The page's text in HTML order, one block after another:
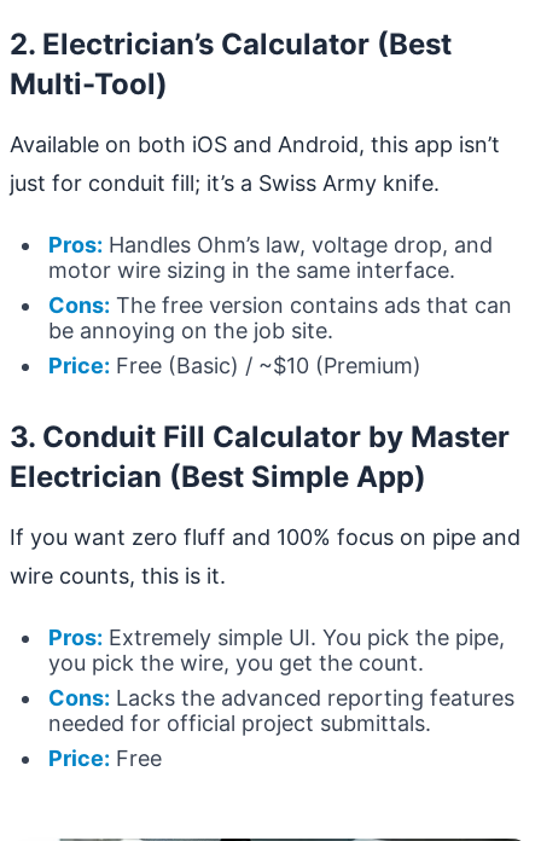
2. Electrician’s Calculator (Best
Multi-Tool)
Available on both iOS and Android, this app isn’t
just for conduit fill; it’s a Swiss Army knife.
Pros: Handles Ohm’s law, voltage drop, and
motor wire sizing in the same interface.
Cons: The free version contains ads that can
be annoying on the job site.
Price: Free (Basic) / ~$10 (Premium)
3. Conduit Fill Calculator by Master
Electrician (Best Simple App)
If you want zero fluff and 100% focus on pipe and
wire counts, this is it.
Pros: Extremely simple UI. You pick the pipe,
you pick the wire, you get the count.
Cons: Lacks the advanced reporting features
needed for official project submittals.
Price: Free